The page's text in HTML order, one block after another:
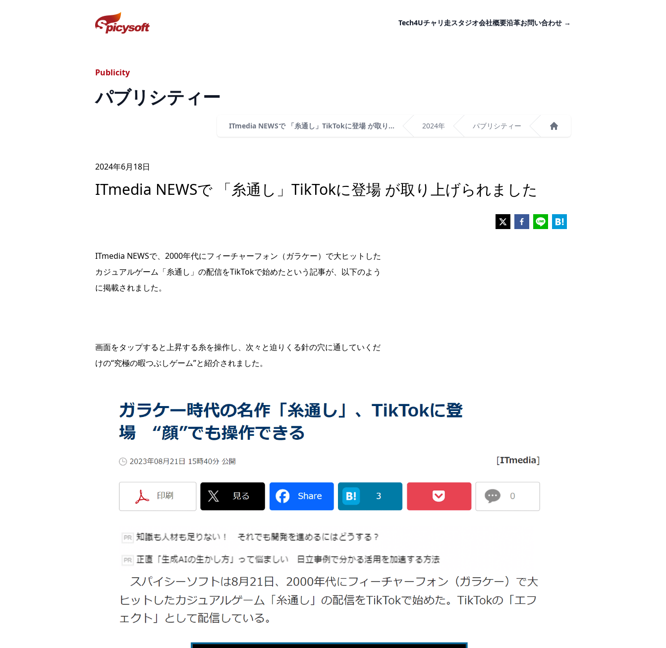
スパイシーソフト株式会社 Tech4Uチャリ走スタジオ会社概要沿革お問い合わせ →
Publicity
パブリシティー
ITmedia NEWSで 「糸通し」TikTokに登場 が取り... 2024年 パブリシティー
2024年6月18日
ITmedia NEWSで 「糸通し」TikTokに登場 が取り上げられました
ITmedia NEWSで、2000年代にフィーチャーフォン（ガラケー）で大ヒットした
カジュアルゲーム「糸通し」の配信をTikTokで始めたという記事が、以下のよう
に掲載されました。
画面をタップすると上昇する糸を操作し、次々と迫りくる針の穴に通していくだ
けの“究極の暇つぶしゲーム”と紹介されました。